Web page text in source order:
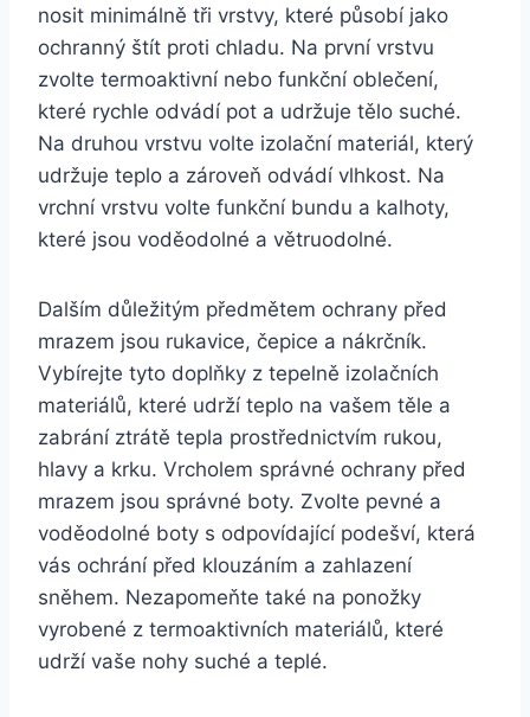
nosit minimálně tři vrstvy, které působí jako
ochranný štít proti chladu. Na první vrstvu
zvolte termoaktivní nebo funkční oblečení,
které rychle odvádí pot a udržuje tělo suché.
Na druhou vrstvu volte izolační materiál, který
udržuje teplo a zároveň odvádí vlhkost. Na
vrchní vrstvu volte funkční bundu a kalhoty,
které jsou voděodolné a větruodolné.
Dalším důležitým předmětem ochrany před
mrazem jsou rukavice, čepice a nákrčník.
Vybírejte tyto doplňky z tepelně izolačních
materiálů, které udrží teplo na vašem těle a
zabrání ztrátě tepla prostřednictvím rukou,
hlavy a krku. Vrcholem správné ochrany před
mrazem jsou správné boty. Zvolte pevné a
voděodolné boty s odpovídající podešví, která
vás ochrání před klouzáním a zahlazení
sněhem. Nezapomeňte také na ponožky
vyrobené z termoaktivních materiálů, které
udrží vaše nohy suché a teplé.